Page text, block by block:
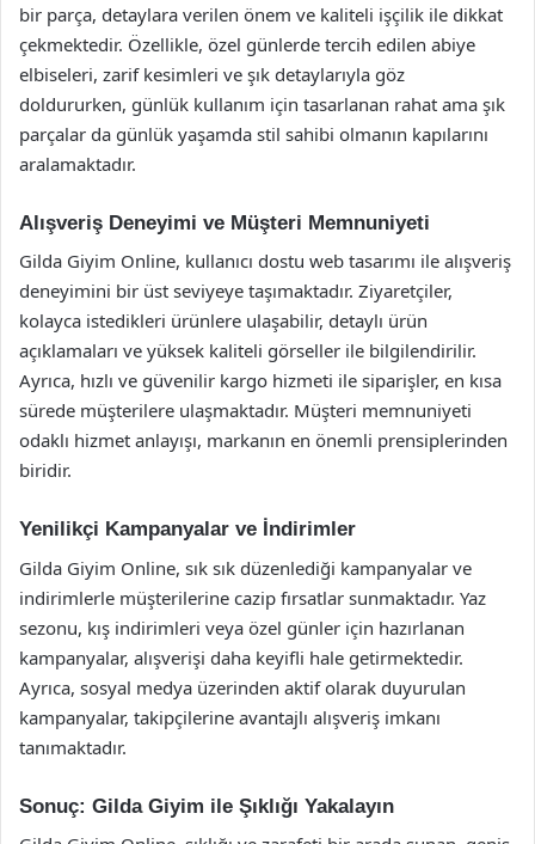
bir parça, detaylara verilen önem ve kaliteli işçilik ile dikkat
çekmektedir. Özellikle, özel günlerde tercih edilen abiye
elbiseleri, zarif kesimleri ve şık detaylarıyla göz
doldururken, günlük kullanım için tasarlanan rahat ama şık
parçalar da günlük yaşamda stil sahibi olmanın kapılarını
aralamaktadır.
Alışveriş Deneyimi ve Müşteri Memnuniyeti
Gilda Giyim Online, kullanıcı dostu web tasarımı ile alışveriş
deneyimini bir üst seviyeye taşımaktadır. Ziyaretçiler,
kolayca istedikleri ürünlere ulaşabilir, detaylı ürün
açıklamaları ve yüksek kaliteli görseller ile bilgilendirilir.
Ayrıca, hızlı ve güvenilir kargo hizmeti ile siparişler, en kısa
sürede müşterilere ulaşmaktadır. Müşteri memnuniyeti
odaklı hizmet anlayışı, markanın en önemli prensiplerinden
biridir.
Yenilikçi Kampanyalar ve İndirimler
Gilda Giyim Online, sık sık düzenlediği kampanyalar ve
indirimlerle müşterilerine cazip fırsatlar sunmaktadır. Yaz
sezonu, kış indirimleri veya özel günler için hazırlanan
kampanyalar, alışverişi daha keyifli hale getirmektedir.
Ayrıca, sosyal medya üzerinden aktif olarak duyurulan
kampanyalar, takipçilerine avantajlı alışveriş imkanı
tanımaktadır.
Sonuç: Gilda Giyim ile Şıklığı Yakalayın